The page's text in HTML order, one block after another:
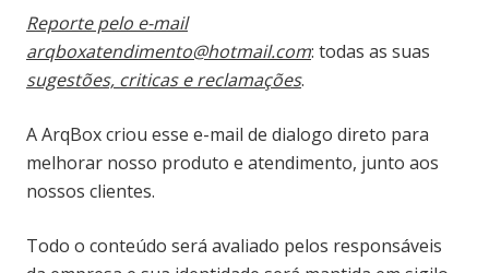
Reporte pelo e-mail
arqboxatendimento@hotmail.com: todas as suas
sugestões, criticas e reclamações.
A ArqBox criou esse e-mail de dialogo direto para
melhorar nosso produto e atendimento, junto aos
nossos clientes.
Todo o conteúdo será avaliado pelos responsáveis